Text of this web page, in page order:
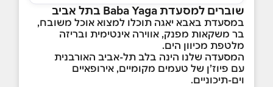
שוברים למסעדת Baba Yaga בתל אביב
במסעדת באבא יאגה תוכלו למצוא אוכל משובח,
בר משקאות מפנק, אווירה אינטימית ובריזה
מלטפת מכיוון הים.
המסעדה שלנו הינה בלב תל-אביב האורבנית
עם פיוז’ן של טעמים מקומיים, אירופאיים
וים-תיכוניים.